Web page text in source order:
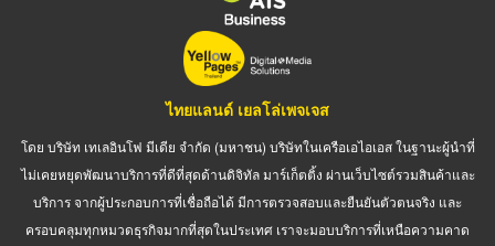
ไทยแลนด์ เยลโล่เพจเจส
โดย บริษัท เทเลอินโฟ มีเดีย จำกัด (มหาชน) บริษัทในเครือเอไอเอส ในฐานะผู้นำที่
ไม่เคยหยุดพัฒนาบริการที่ดีที่สุดด้านดิจิทัล มาร์เก็ตติ้ง ผ่านเว็บไซต์รวมสินค้าและ
บริการ จากผู้ประกอบการที่เชื่อถือได้ มีการตรวจสอบและยืนยันตัวตนจริง และ
ครอบคลุมทุกหมวดธุรกิจมากที่สุดในประเทศ เราจะมอบบริการที่เหนือความคาด